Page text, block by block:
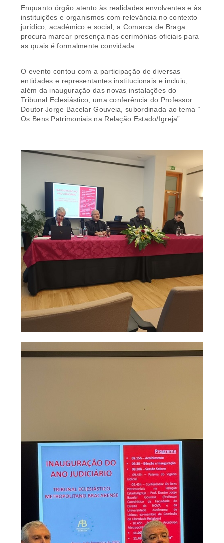
Enquanto órgão atento às realidades envolventes e às
instituições e organismos com relevância no contexto
jurídico, académico e social, a Comarca de Braga
procura marcar presença nas cerimónias oficiais para
as quais é formalmente convidada.
O evento contou com a participação de diversas
entidades e representantes institucionais e incluiu,
além da inauguração das novas instalações do
Tribunal Eclesiástico, uma conferência do Professor
Doutor Jorge Bacelar Gouveia, subordinada ao tema “
Os Bens Patrimoniais na Relação Estado/Igreja”.